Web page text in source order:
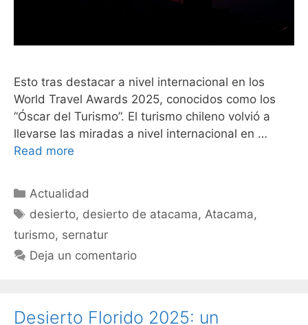
Esto tras destacar a nivel internacional en los
World Travel Awards 2025, conocidos como los
“Óscar del Turismo”. El turismo chileno volvió a
llevarse las miradas a nivel internacional en …
Read more
Actualidad
desierto, desierto de atacama, Atacama,
turismo, sernatur
Deja un comentario
Desierto Florido 2025: un